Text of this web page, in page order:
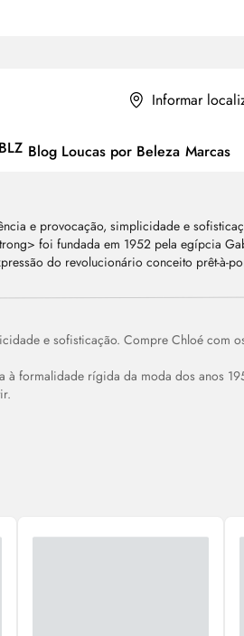
Informar
Blog Loucas por Beleza Marcas
e sofisticação. Compre Chloé com
formalidade rígida da moda dos anos